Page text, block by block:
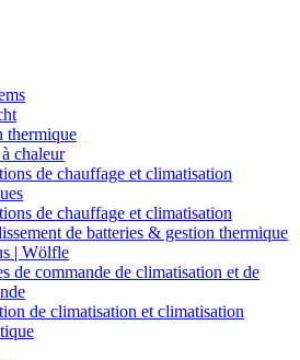
thermique
chaleur
de chauffage et climatisation
de chauffage et climatisation
de batteries & gestion thermique
| Wölfle
de commande de climatisation et de
de climatisation et climatisation